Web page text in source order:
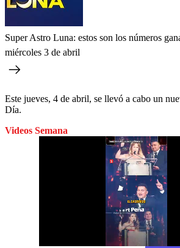
Super Astro Luna: estos son los números
miércoles 3 de abril
Este jueves, 4 de abril, se llevó a cabo un
Día.
Videos Semana